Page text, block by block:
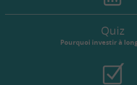
Quiz
Pourquoi investir à